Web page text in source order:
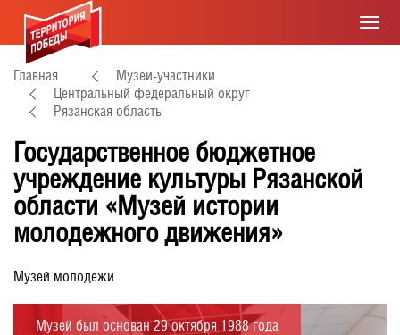
Главная
Музеи-участники
Центральный федеральный округ
Рязанская область
Государственное бюджетное
учреждение культуры Рязанской
области «Музей истории
молодежного движения»
Музей молодежи
Музей был основан 29 октября 1988 года